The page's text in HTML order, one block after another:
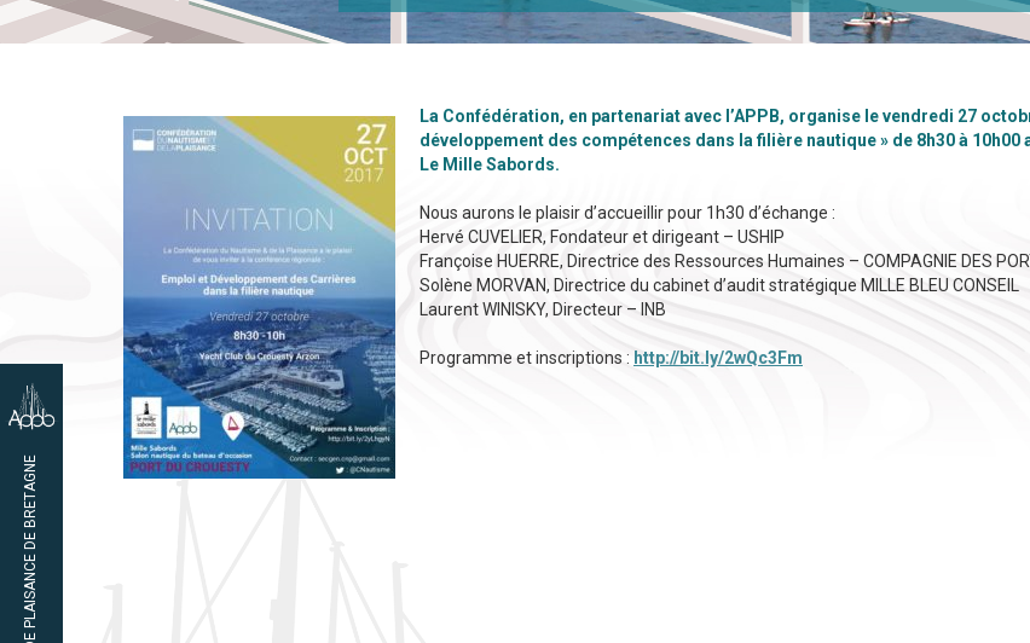
La Confédération, en partenariat avec l’APPB, organise le vendredi 27
développement des compétences dans la filière nautique » de 8h30 à
Le Mille Sabords.
Nous aurons le plaisir d’accueillir pour 1h30 d’échange :
Hervé CUVELIER, Fondateur et dirigeant – USHIP
Françoise HUERRE, Directrice des Ressources Humaines – ‎COMPAGNIE DES
Solène MORVAN, Directrice du cabinet d’audit stratégique MILLE BLEU CONSEIL
Laurent WINISKY, Directeur – INB
Programme et inscriptions : http://bit.ly/2wQc3Fm
02 97 65 47 45